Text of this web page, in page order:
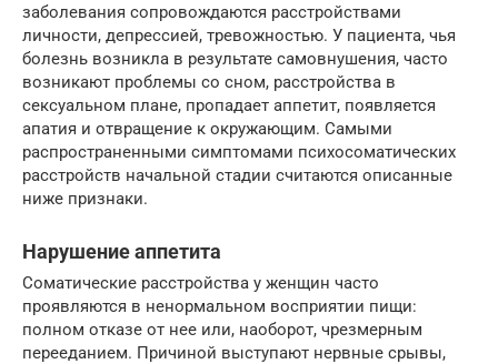
заболевания сопровождаются расстройствами
личности, депрессией, тревожностью. У пациента, чья
болезнь возникла в результате самовнушения, часто
возникают проблемы со сном, расстройства в
сексуальном плане, пропадает аппетит, появляется
апатия и отвращение к окружающим. Самыми
распространенными симптомами психосоматических
расстройств начальной стадии считаются описанные
ниже признаки.
Нарушение аппетита
Соматические расстройства у женщин часто
проявляются в ненормальном восприятии пищи:
полном отказе от нее или, наоборот, чрезмерным
перееданием. Причиной выступают нервные срывы,